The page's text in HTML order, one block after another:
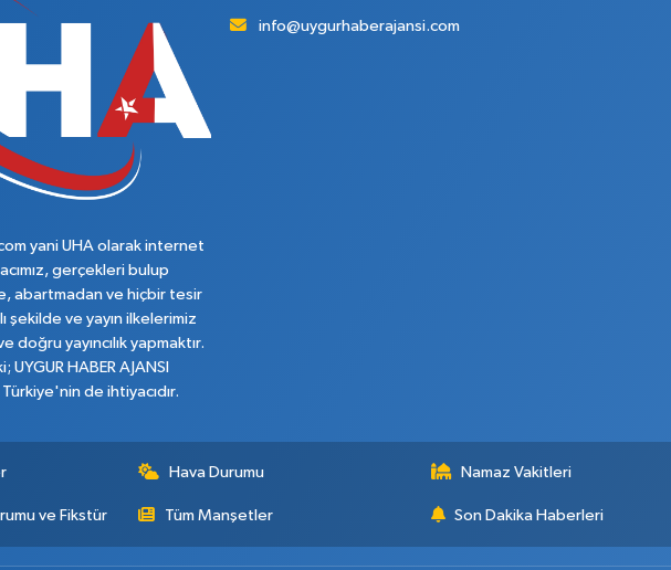
yani UHA olarak internet
gerçekleri bulup
abartmadan ve hiçbir tesir
şekilde ve yayın ilkelerimiz
yayıncılık yapmaktır.
HABER AJANSI
de ihtiyacıdır.
info@uygurhaberajansi.com
Hava Durumu Namaz Vakitleri
ve Fikstür Tüm Manşetler Son Dakika Haberleri